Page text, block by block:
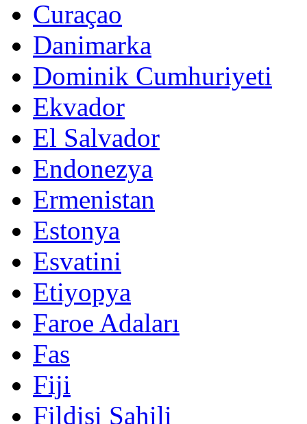
Curaçao
Danimarka
Dominik Cumhuriyeti
Ekvador
El Salvador
Endonezya
Ermenistan
Estonya
Esvatini
Etiyopya
Faroe Adaları
Fas
Fiji
Fildişi Sahili